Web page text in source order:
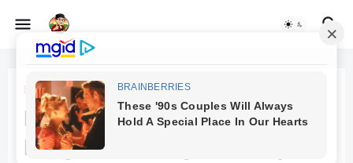
Beranda Seni
Desain Komunikasi Visual -
Pengertian, Fungsi, Prinsip